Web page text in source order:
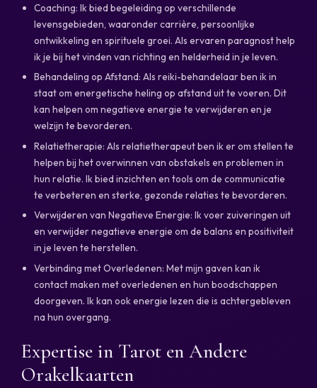
Coaching: Ik bied begeleiding op verschillende
levensgebieden, waaronder carrière, persoonlijke
ontwikkeling en spirituele groei. Als ervaren paragnost help
ik je bij het vinden van richting en helderheid in je leven.
Behandeling op Afstand: Als reiki-behandelaar ben ik in
staat om energetische heling op afstand uit te voeren. Dit
kan helpen om negatieve energie te verwijderen en je
welzijn te bevorderen.
Relatietherapie: Als relatietherapeut ben ik er om stellen te
helpen bij het overwinnen van obstakels en problemen in
hun relatie. Ik bied inzichten en tools om de communicatie
te verbeteren en sterke, gezonde relaties te bevorderen.
Verwijderen van Negatieve Energie: Ik voer zuiveringen uit
en verwijder negatieve energie om de balans en positiviteit
in je leven te herstellen.
Verbinding met Overledenen: Met mijn gaven kan ik
contact maken met overledenen en hun boodschappen
doorgeven. Ik kan ook energie lezen die is achtergebleven
na hun overgang.
Expertise in Tarot en Andere
Orakelkaarten